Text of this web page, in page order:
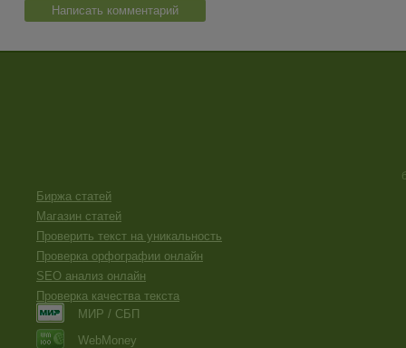
Написать комментарий
Биржа статей
Магазин статей
Проверить текст на уникальность
Проверка орфографии онлайн
SEO анализ онлайн
Проверка качества текста
МИР / СБП
WebMoney